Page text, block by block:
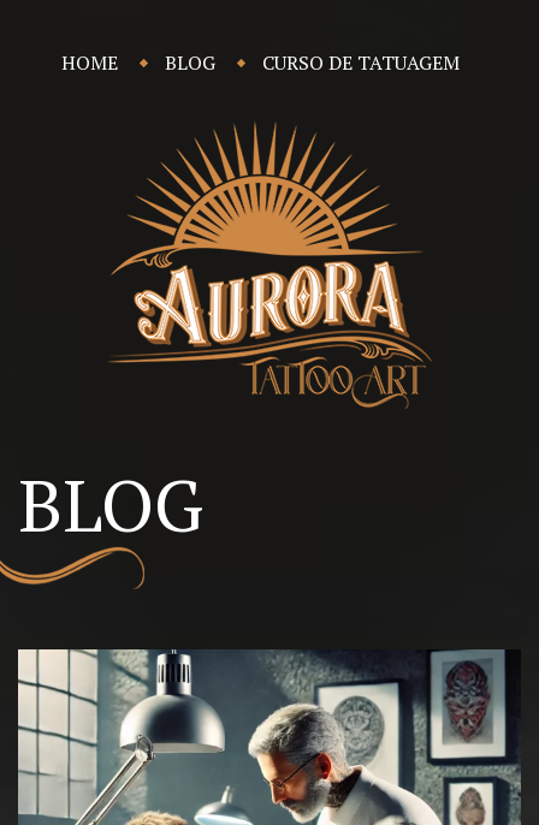
HOME BLOG CURSO DE TATUAGEM
BLOG